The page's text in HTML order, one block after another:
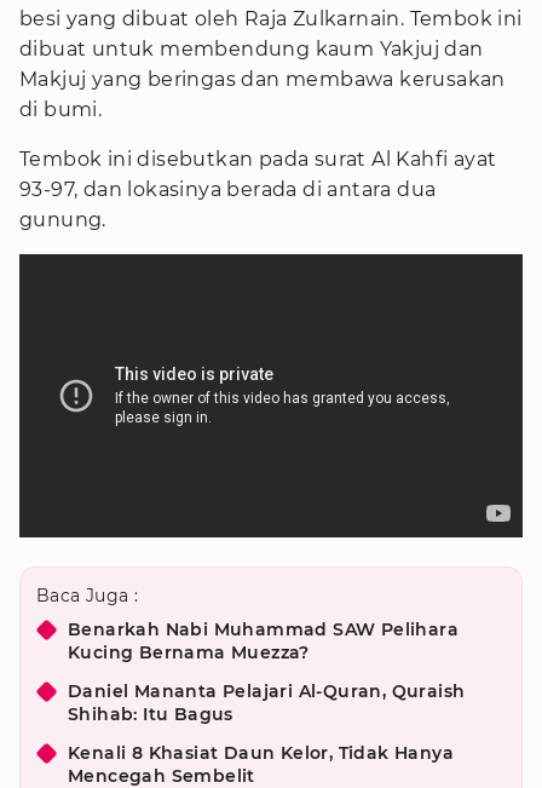
besi yang dibuat oleh Raja Zulkarnain. Tembok ini
dibuat untuk membendung kaum Yakjuj dan
Makjuj yang beringas dan membawa kerusakan
di bumi.
Tembok ini disebutkan pada surat Al Kahfi ayat
93-97, dan lokasinya berada di antara dua
gunung.
Baca Juga :
Benarkah Nabi Muhammad SAW Pelihara
Kucing Bernama Muezza?
Daniel Mananta Pelajari Al-Quran, Quraish
Shihab: Itu Bagus
Kenali 8 Khasiat Daun Kelor, Tidak Hanya
Mencegah Sembelit